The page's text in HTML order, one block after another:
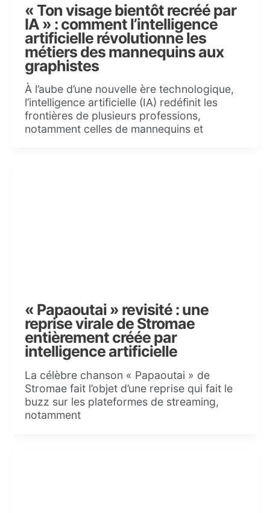
« Ton visage bientôt recréé par
IA » : comment l’intelligence
artificielle révolutionne les
métiers des mannequins aux
graphistes
À l’aube d’une nouvelle ère technologique,
l’intelligence artificielle (IA) redéfinit les
frontières de plusieurs professions,
notamment celles de mannequins et
« Papaoutai » revisité : une
reprise virale de Stromae
entièrement créée par
intelligence artificielle
La célèbre chanson « Papaoutai » de
Stromae fait l’objet d’une reprise qui fait le
buzz sur les plateformes de streaming,
notamment